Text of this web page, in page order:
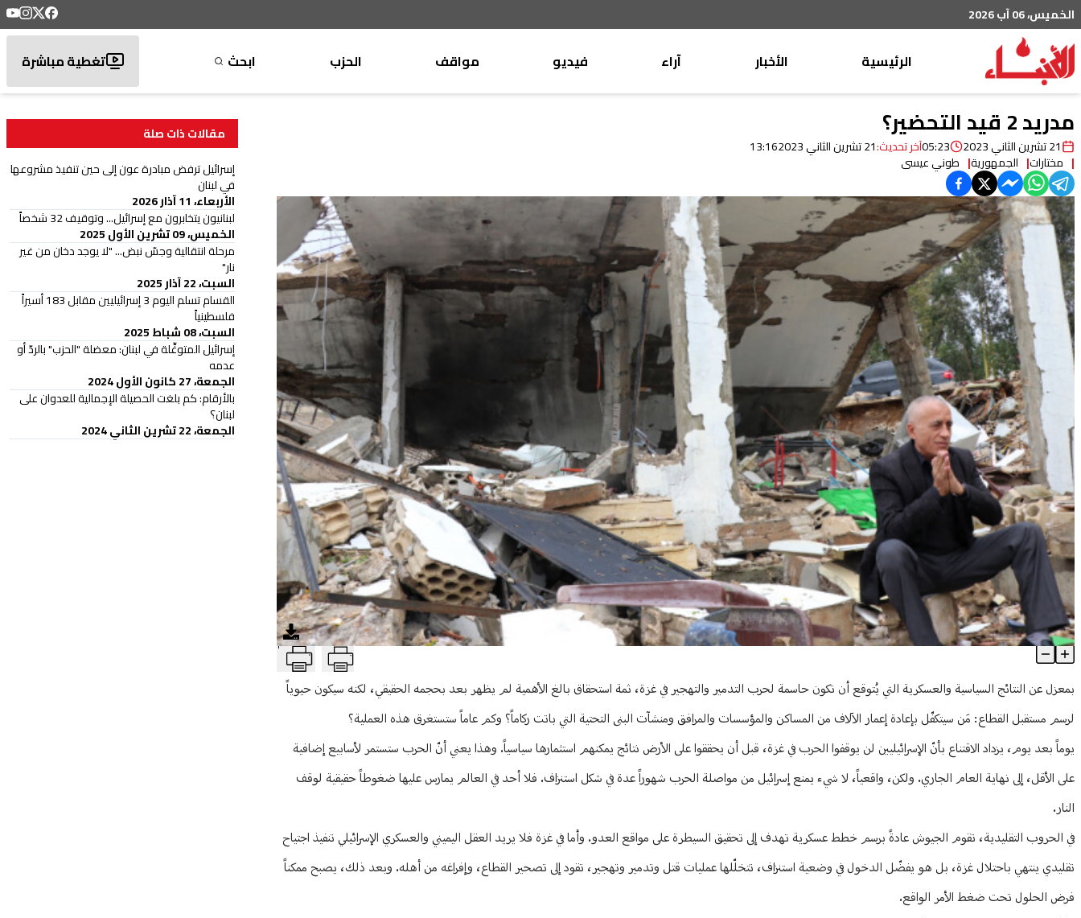
الخميس، 06 آب 2026
الرئيسية
الأخبار
عربي دولي
خاص
رياضة
من لبنان
ثقافة ومجتمع
آراء
منبر
مختارات
صحافة
أجنبية
بريد
القرّاء
فيديو مواقف الحزب ابحث تغطية مباشرة
مدريد 2 قيد التحضير؟
21 تشرين الثاني 2023 05:23آخر تحديث:21 تشرين الثاني 2023 13:16
مختارات الجمهورية طوني عيسى
مدريد 2 قيد التحضير؟ T
Article Content
بمعزل عن النتائج السياسية والعسكرية التي يُتوقع أن تكون حاسمة لحرب التدمير والتهجير في غزة، ثمة استحقاق بالغ الأهمية لم يظهر بعد بحجمه الحقيقي، لكنه سيكون حيوياً
لرسم مستقبل القطاع: مَن سيتكفّل بإعادة إعمار الآلاف من المساكن والمؤسسات والمرافق ومنشآت البنى التحتية التي باتت ركاماً؟ وكم عاماً ستستغرق هذه العملية؟
يوماً بعد يوم، يزداد الاقتناع بأنّ الإسرائيليين لن يوقفوا الحرب في غزة، قبل أن يحققوا على الأرض نتائج يمكنهم استثمارها سياسياً. وهذا يعني أنّ الحرب ستستمر لأسابيع إضافية
على الأقل، إلى نهاية العام الجاري. ولكن، واقعياً، لا شيء يمنع إسرائيل من مواصلة الحرب شهوراً عدة في شكل استنزاف. فلا أحد في العالم يمارس عليها ضغوطاً حقيقية لوقف
النار.
في الحروب التقليدية، تقوم الجيوش عادةً برسم خطط عسكرية تهدف إلى تحقيق السيطرة على مواقع العدو. وأما في غزة فلا يريد العقل اليميني والعسكري الإسرائيلي تنفيذ اجتياح
تقليدي ينتهي باحتلال غزة، بل هو يفضّل الدخول في وضعية استنزاف، تتخلّلها عمليات قتل وتدمير وتهجير، تقود إلى تصحير القطاع، وإفراغه من أهله. وبعد ذلك، يصبح ممكناً
فرض الحلول تحت ضغط الأمر الواقع.
مقالات ذات صلة
إسرائيل ترفض مبادرة عون إلى حين تنفيذ مشروعها
في لبنان
الأربعاء، 11 آذار 2026
لبنانيون يتخابرون مع إسرائيل... وتوقيف 32 شخصاً
الخميس، 09 تشرين الأول 2025
مرحلة انتقالية وجسّ نبض... "لا يوجد دخان من غير
نار"
السبت، 22 آذار 2025
القسام تسلم اليوم 3 إسرائيليين مقابل 183 أسيراً
فلسطينياً
السبت، 08 شباط 2025
إسرائيل المتوغِّلة في لبنان: معضلة "الحزب" بالردّ أو
عدمه
الجمعة، 27 كانون الأول 2024
بالأرقام: كم بلغت الحصيلة الإجمالية للعدوان على
لبنان؟
الجمعة، 22 تشرين الثاني 2024